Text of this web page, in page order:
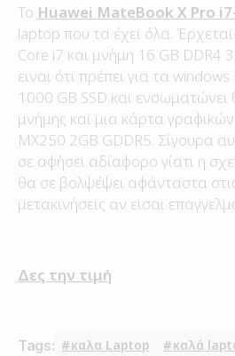
Το Huawei MateBook X Pro
laptop που τα έχει όλα.
Core i7 και μνήμη 16 GB DDR4
ειναι ότι πρέπει για τα
1000 GB SSD και
μνήμης και μια κάρτα
MX250 2GB GDDR5. Σίγουρα
σε αφήσει αδίαφορο γίατι η
θα σε βολψέψει αφάνταστα
μετακινήσεις αν εισαι
Δες την τιμή
Tags: καλα Laptop
καλά